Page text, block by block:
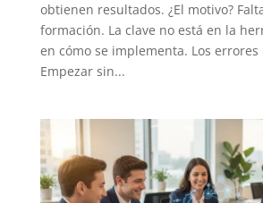
obtienen resultados. ¿El motivo?
formación. La clave no está en la
en cómo se implementa. Los errores
Empezar sin...